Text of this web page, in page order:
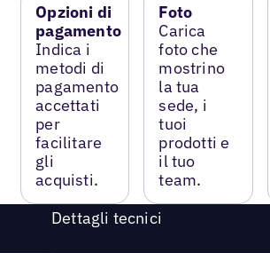
Opzioni di
pagamento
Indica i
metodi di
pagamento
accettati
per
facilitare
gli
acquisti.
Foto
Carica
foto che
mostrino
la tua
sede, i
tuoi
prodotti e
il tuo
team.
Dettagli tecnici